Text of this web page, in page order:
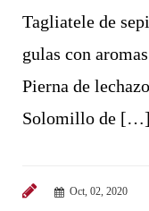
Tagliatele de
gulas con
Pierna de
Solomillo de […]
Oct, 02, 2020